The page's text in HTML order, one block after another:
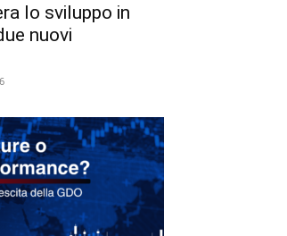
lo sviluppo in
nuovi